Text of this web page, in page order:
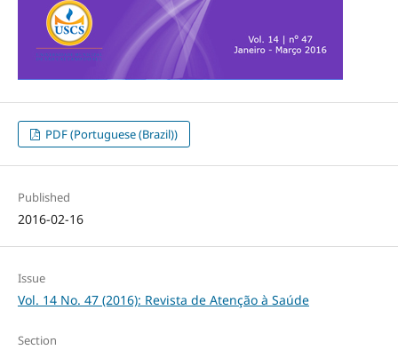
PDF (Portuguese (Brazil))
Published
2016-02-16
Issue
Vol. 14 No. 47 (2016): Revista de Atenção à Saúde
Section